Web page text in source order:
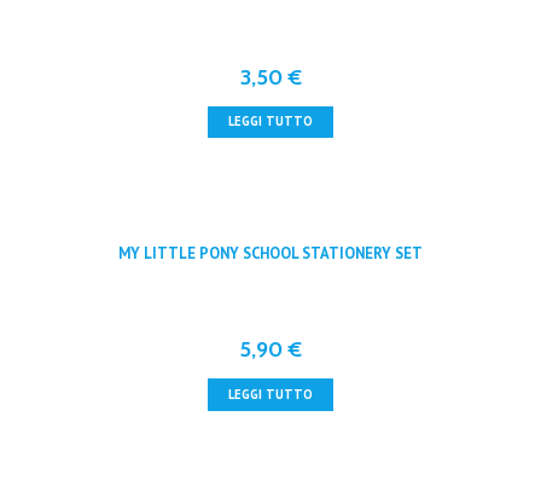
3,50€
LEGGI TUTTO
MY LITTLE PONY SCHOOL STATIONERY SET
5,90€
LEGGI TUTTO